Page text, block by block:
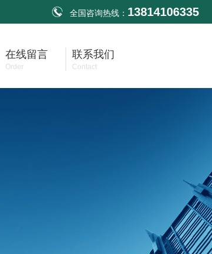
全国咨询热线： 13814106335
在线留言
Order
联系我们
Contact